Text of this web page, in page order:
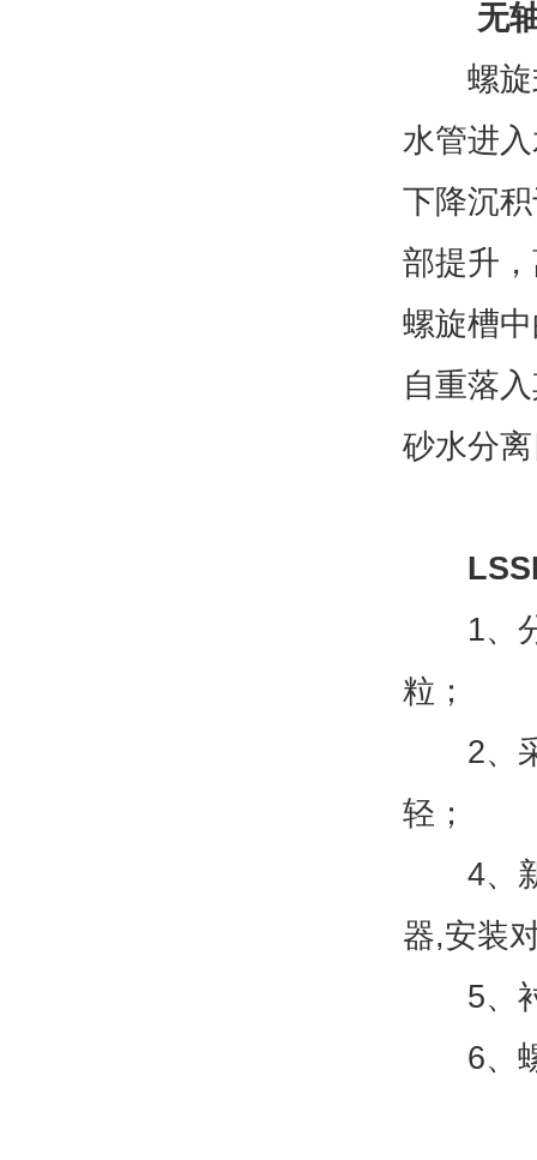
无
螺旋式
水管进
下降沉
部提升
螺旋槽
自重落
砂水分
1、分
粒；
2、采
轻；
4、新
器,安装
5、衬
6、螺